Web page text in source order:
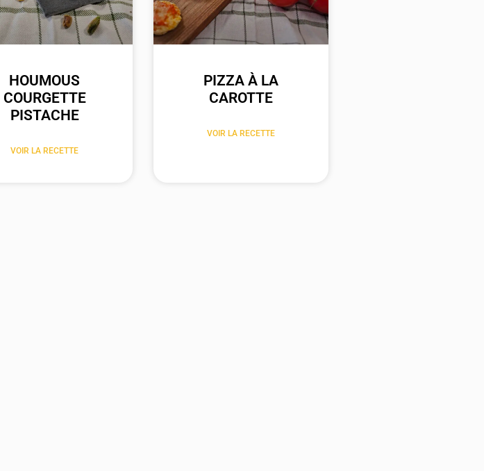
HOUMOUS
COURGETTE
PISTACHE
VOIR LA RECETTE
PIZZA À LA
CAROTTE
VOIR LA RECETTE